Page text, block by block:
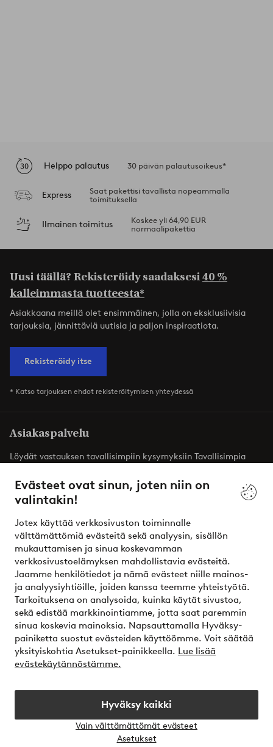
Evästeet ovat sinun, joten niin on
valintakin!
Jotex käyttää verkkosivuston toiminnalle
välttämättömiä evästeitä sekä analyysin, sisällön
mukauttamisen ja sinua koskevamman
verkkosivustoelämyksen mahdollistavia evästeitä.
Jaamme henkilötiedot ja nämä evästeet niille mainos-
ja analyysiyhtiöille, joiden kanssa teemme yhteistyötä.
Tarkoituksena on analysoida, kuinka käytät sivustoa,
sekä edistää markkinointiamme, jotta saat paremmin
sinua koskevia mainoksia. Napsauttamalla Hyväksy-
painiketta suostut evästeiden käyttöömme. Voit säätää
yksityiskohtia Asetukset-painikkeella. Lue lisää
evästekäytännöstämme.
Hyväksy kaikki
Vain välttämättömät evästeet
Asetukset
Helppo palautus 30 päivän palautusoikeus*
Express
Saat pakettisi tavallista nopeammalla
toimituksella
Ilmainen toimitus
Koskee yli 64,90 EUR
normaalipakettia
Uusi täällä? Rekisteröidy saadaksesi40 %
kalleimmasta tuotteesta*
Asiakkaana meillä olet ensimmäinen, jolla on eksklusiivisia
tarjouksia, jännittäviä uutisia ja paljon inspiraatiota.
Rekisteröidy itse
* Katso tarjouksen ehdot rekisteröitymisen yhteydessä
Asiakaspalvelu
Löydät vastauksen tavallisimpiin kysymyksiin Tavallisimpia
Asiakaspalvelu
Omat sivut
Tietoa Jotexista
Palvelumme
Ehdot
Ystävät
Turvalliset maksut – maksa nyt tai erissä